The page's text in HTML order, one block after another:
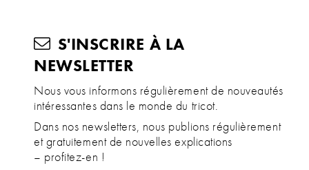
S'INSCRIRE À LA
NEWSLETTER
Nous vous informons régulièrement de nouveautés
intéressantes dans le monde du tricot.
Dans nos newsletters, nous publions régulièrement
et gratuitement de nouvelles explications
– profitez-en !